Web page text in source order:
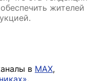
жителей
в MAX,
.